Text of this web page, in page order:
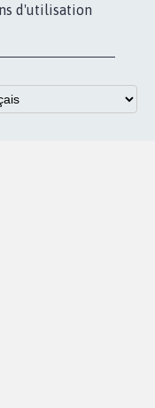
d'utilisation